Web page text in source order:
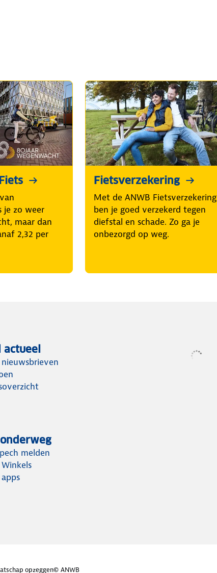
je zo weer
maar dan
2,32 per
Fietsverzekering
Met de ANWB Fietsverzekering
ben je goed verzekerd tegen
diefstal en schade. Zo ga je
onbezorgd op weg.
melden
opzeggen© ANWB